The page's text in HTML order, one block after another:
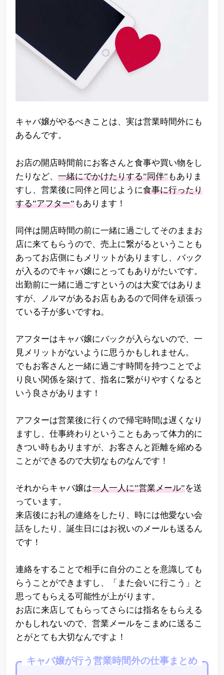
キャバ嬢がやるべきことは、実は営業時間外にも
あるんです。
お店の開店時間前にお客さんと食事や買い物をし
たりなど、 一緒にでかけたりする”同伴”もありま
すし、営業後に同伴と同じように食事に行ったり
する”アフター”もあります！
同伴は開店時間の前に一緒に過ごしてそのままお
店に来てもらうので、売上に繋がるということも
あってお店側にもメリットがありますし、バック
が入るのでキャバ嬢にとってもありがたいです。
出勤前に一緒に過ごすというのは大変ではありま
すが、ノルマがあるお店もあるので同伴を頑張っ
ている子が多いですね。
アフターはキャバ嬢にバックが入らないので、一
見メリットがないように思うかもしれません。
でもお客さんと一緒に過ごす時間を持つことでよ
り良い関係を築けて、指名に繋がりやすくなると
いう良さがあります！
アフターは営業後に行くので帰宅時間は遅くなり
ますし、仕事終わりということもあって体力的に
きつい時もありますが、お客さんと距離を縮める
ことができるので大切なものなんです！
それからキャバ嬢は一人一人に”営業メール”を送
っています。
来店後にお礼の連絡をしたり、時には他愛ない会
話をしたり、誕生日にはお祝いのメールも送るん
です！
連絡をすることで相手に自分のことを意識しても
らうことができますし、「また会いに行こう」と
思ってもらえる可能性が上がります。
お店に来店してもらってさらには指名をもらえる
かもしれないので、営業メールをこまめに送るこ
とがとても大切なんですよ！
キャバ嬢が行う営業時間外の仕事まとめ